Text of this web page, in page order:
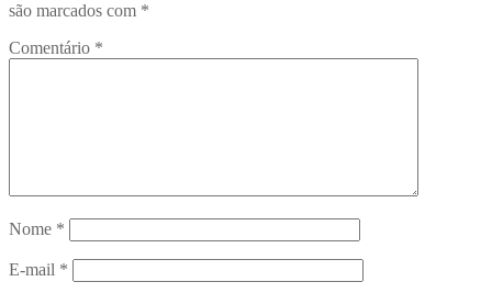
são marcados com *
Comentário *
Nome *
E-mail *